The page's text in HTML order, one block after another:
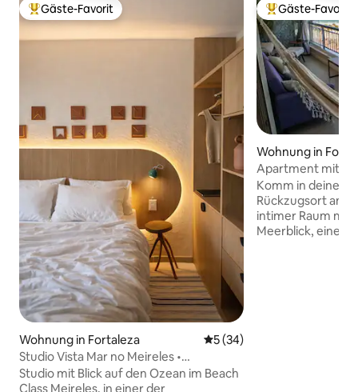
Beliebter Gäste-Favorit.
Gäste-Favorit
Wohnung in Fortaleza Durchschnittliche
5 (34)
Studio Vista Mar no Meireles •
Dachterrasse mit Pool
Studio mit Blick auf den Ozean im Beach
Class Meireles, in einer der
Beliebter Gäste-
Gäste-Favorit
Wohnung in
Apartment mit
Meer Praia do
Komm in deinen
Rückzugsort am
intimer Raum mit
Meerblick, einem